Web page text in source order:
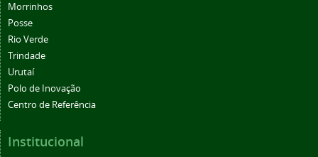
Morrinhos
Posse
Rio Verde
Trindade
Urutaí
Polo de Inovação
Centro de Referência
Institucional